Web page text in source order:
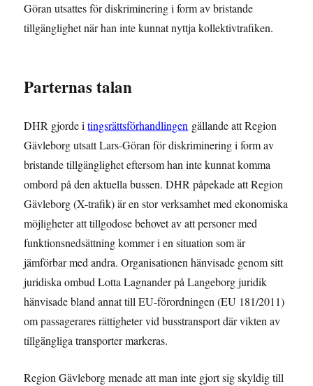
Göran utsattes för diskriminering i form av bristande
tillgänglighet när han inte kunnat nyttja kollektivtrafiken.
Parternas talan
DHR gjorde itingsrättsförhandlingen gällande att Region
Gävleborg utsatt Lars-Göran för diskriminering i form av
bristande tillgänglighet eftersom han inte kunnat komma
ombord på den aktuella bussen. DHR påpekade att Region
Gävleborg (X-trafik) är en stor verksamhet med ekonomiska
möjligheter att tillgodose behovet av att personer med
funktionsnedsättning kommer i en situation som är
jämförbar med andra. Organisationen hänvisade genom sitt
juridiska ombud Lotta Lagnander på Langeborg juridik
hänvisade bland annat till EU-förordningen (EU 181/2011)
om passagerares rättigheter vid busstransport där vikten av
tillgängliga transporter markeras.
Region Gävleborg menade att man inte gjort sig skyldig till